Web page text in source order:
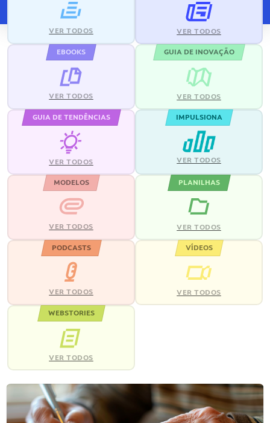
VER TODOS VER TODOS
EBOOKS
VER TODOS
GUIA DE INOVAÇÃO
VER TODOS
GUIA DE TENDÊNCIAS
VER TODOS
IMPULSIONA
VER TODOS
MODELOS
VER TODOS
PLANILHAS
VER TODOS
PODCASTS
VER TODOS
VÍDEOS
VER TODOS
WEBSTORIES
VER TODOS